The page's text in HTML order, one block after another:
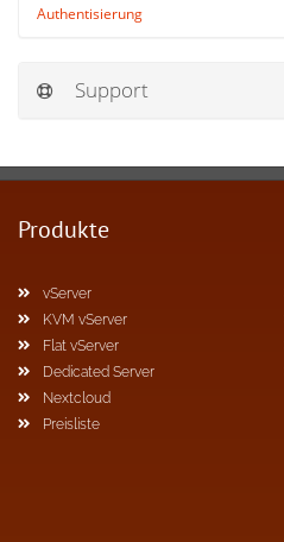
Authentisierung
Support
Produkte
vServer
KVM vServer
Flat vServer
Dedicated Server
Nextcloud
Preisliste